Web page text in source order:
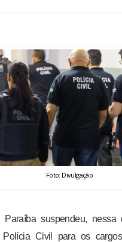
Foto: Divulgação
suspendeu, nessa
Polícia Civil para os